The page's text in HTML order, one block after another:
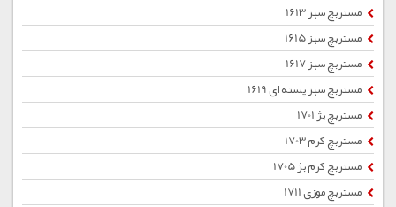
مستربچ سبز 1613
مستربچ سبز 1615
مستربچ سبز 1617
مستربچ سبز پسته ای 1619
مستربچ بژ 1701
مستربچ کرم 1703
مستربچ کرم بژ 1705
مستربچ موزی 1711